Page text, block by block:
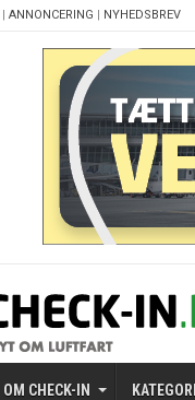
| ANNONCERING | NYHEDSBREV
OM CHECK-IN